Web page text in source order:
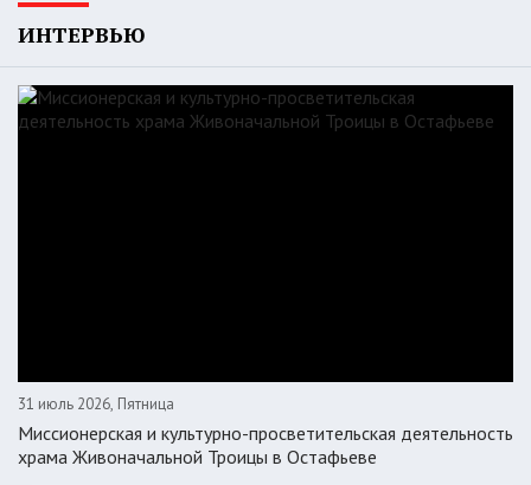
ИНТЕРВЬЮ
31 июль 2026, Пятница
Миссионерская и культурно-просветительская деятельность
храма Живоначальной Троицы в Остафьеве